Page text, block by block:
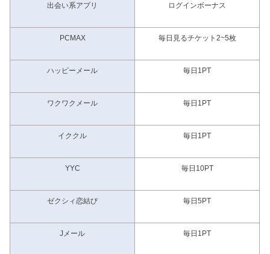
出会い系アプリ ログインボーナス
PCMAX 毎日見るチケット2~5枚
ハッピーメール 毎日1PT
ワクワクメール 毎日1PT
イククル 毎日1PT
YYC 毎日10PT
ゼクシィ恋結び 毎日5PT
Jメール 毎日1PT